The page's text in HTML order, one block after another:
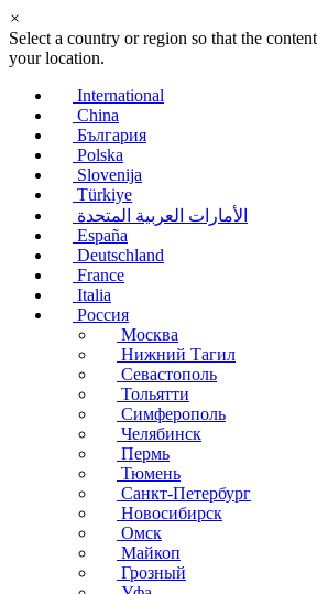
×
Select a country or region so that the
your location.
International
China
България
Polska
Slovenija
Türkiye
الأمارات العربية المتحدة
España
Deutschland
France
Italia
Россия
Москва
Нижний Тагил
Севастополь
Тольятти
Симферополь
Челябинск
Пермь
Тюмень
Санкт-Петербург
Новосибирск
Омск
Майкоп
Грозный